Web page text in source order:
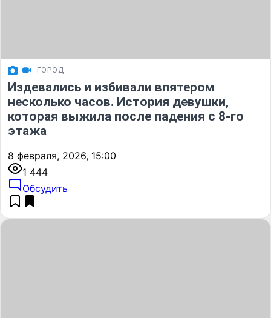
ГОРОД
Издевались и избивали впятером
несколько часов. История девушки,
которая выжила после падения с 8-го
этажа
8 февраля, 2026, 15:00
1 444
Обсудить